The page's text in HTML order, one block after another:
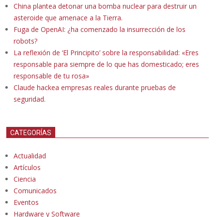
China plantea detonar una bomba nuclear para destruir un
asteroide que amenace a la Tierra.
Fuga de OpenAI: ¿ha comenzado la insurrección de los
robots?
La reflexión de ‘El Principito’ sobre la responsabilidad: «Eres
responsable para siempre de lo que has domesticado; eres
responsable de tu rosa»
Claude hackea empresas reales durante pruebas de
seguridad.
CATEGORÍAS
Actualidad
Artículos
Ciencia
Comunicados
Eventos
Hardware y Software